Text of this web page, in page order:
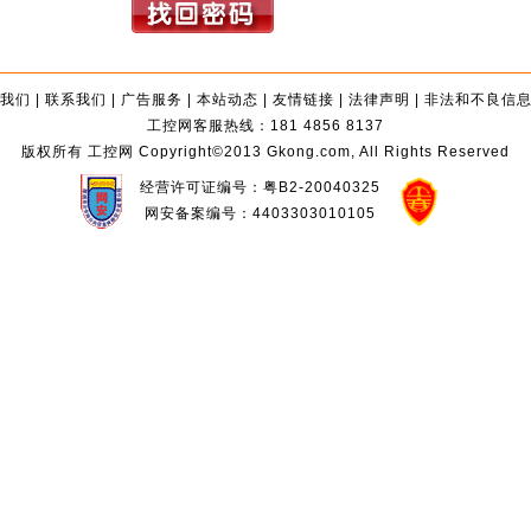
们 | 联系我们 | 广告服务 | 本站动态 | 友情链接 | 法律声明 | 非法和不良信
工控网客服热线：181 4856 8137
版权所有 工控网 Copyright©2013 Gkong.com, All Rights Reserved
经营许可证编号：粤B2-20040325
网安备案编号：4403303010105